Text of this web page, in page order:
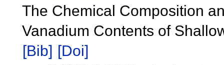
The Chemical Composition
Vanadium Contents of
[Bib] [Doi]